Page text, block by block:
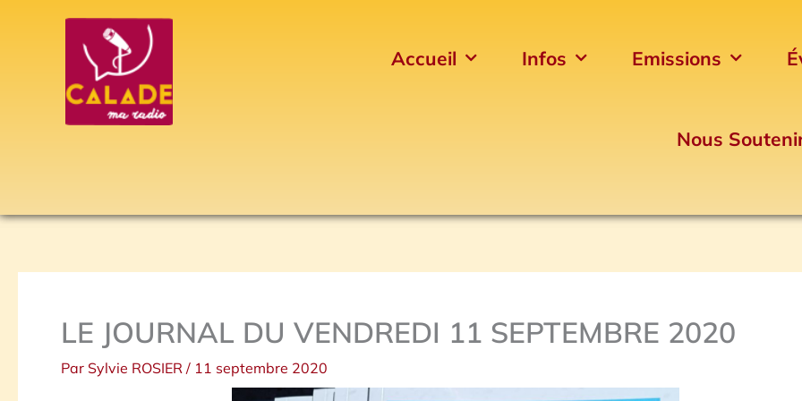
Accueil Infos Emissions
Nous
LE JOURNAL DU VENDREDI 11 SEPTEMBRE 2020
Par Sylvie ROSIER / 11 septembre 2020